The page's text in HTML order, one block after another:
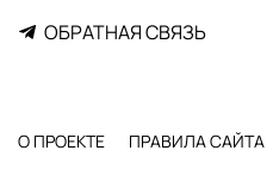
ОБРАТНАЯ СВЯЗЬ
О ПРОЕКТЕ ПРАВИЛА САЙТА